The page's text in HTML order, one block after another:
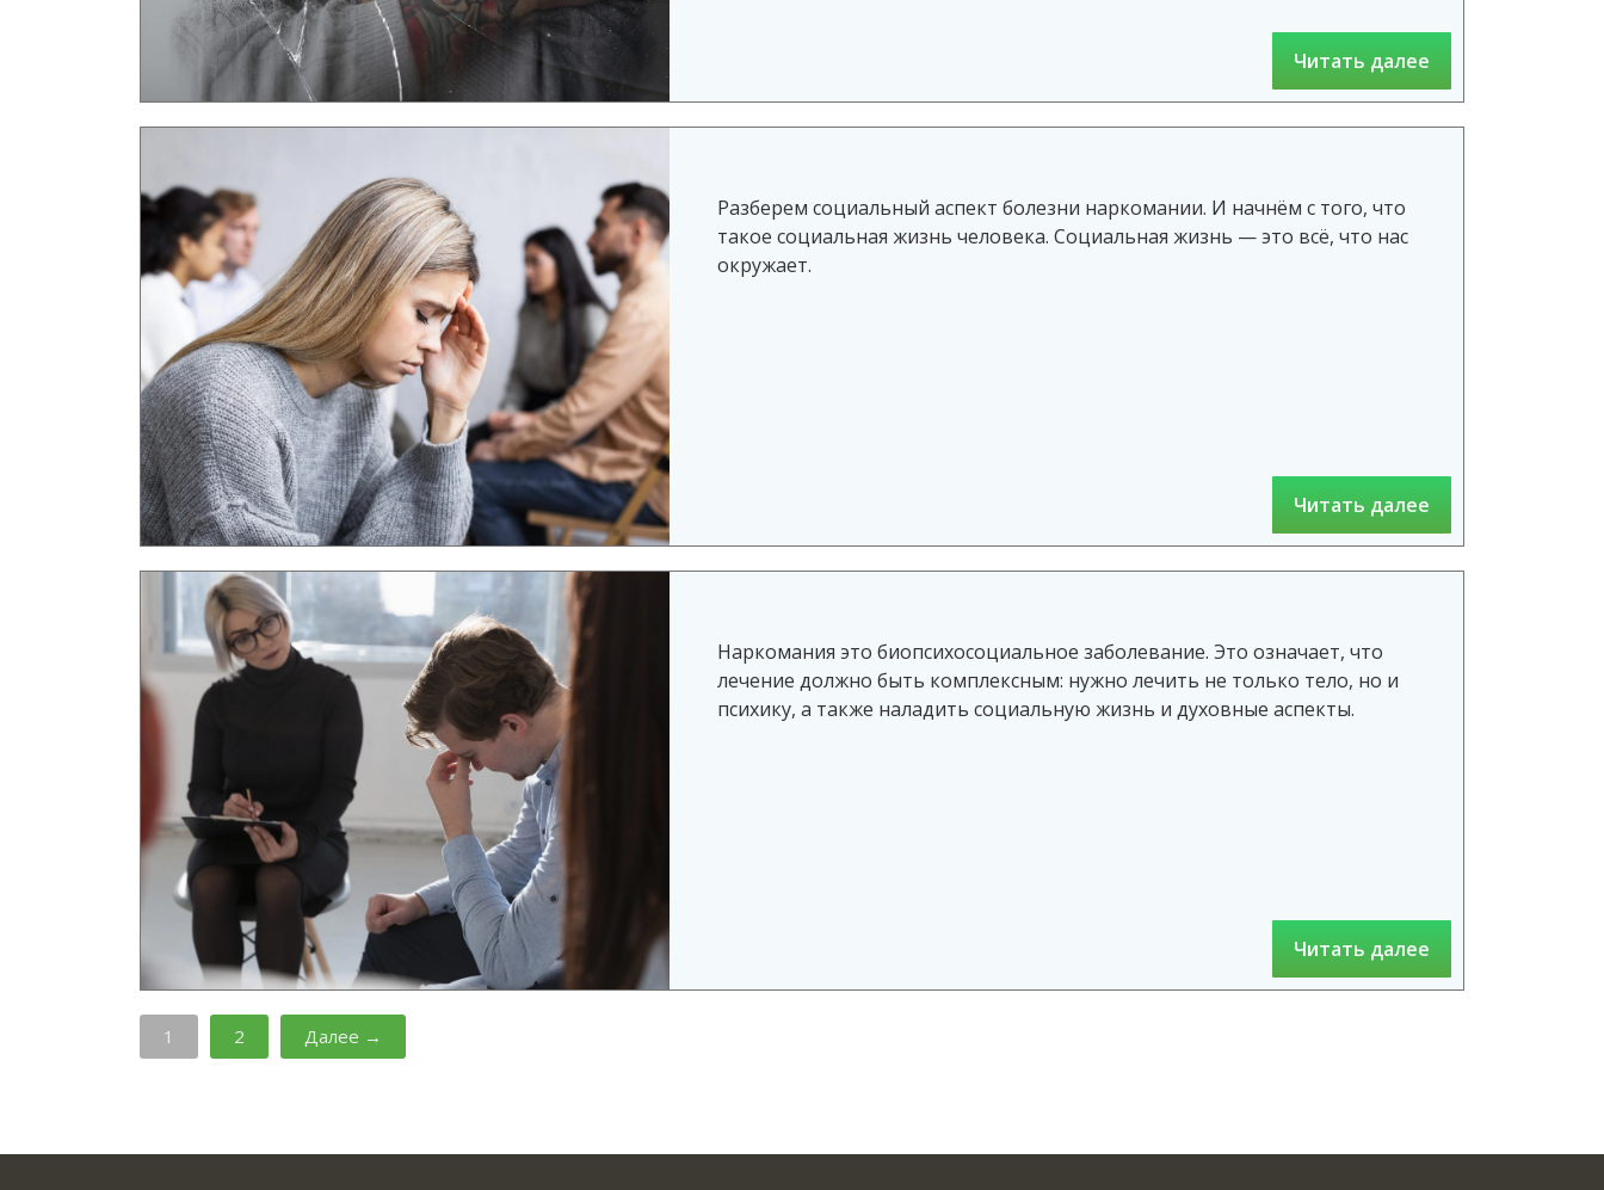
Читать далее
Разберем социальный аспект болезни наркомании. И начнём с того, что
такое социальная жизнь человека. Социальная жизнь — это всё, что нас
окружает.
Читать далее
Наркомания это биопсихосоциальное заболевание. Это означает, что
лечение должно быть комплексным: нужно лечить не только тело, но и
психику, а также наладить социальную жизнь и духовные аспекты.
Читать далее
1 2 Далее →